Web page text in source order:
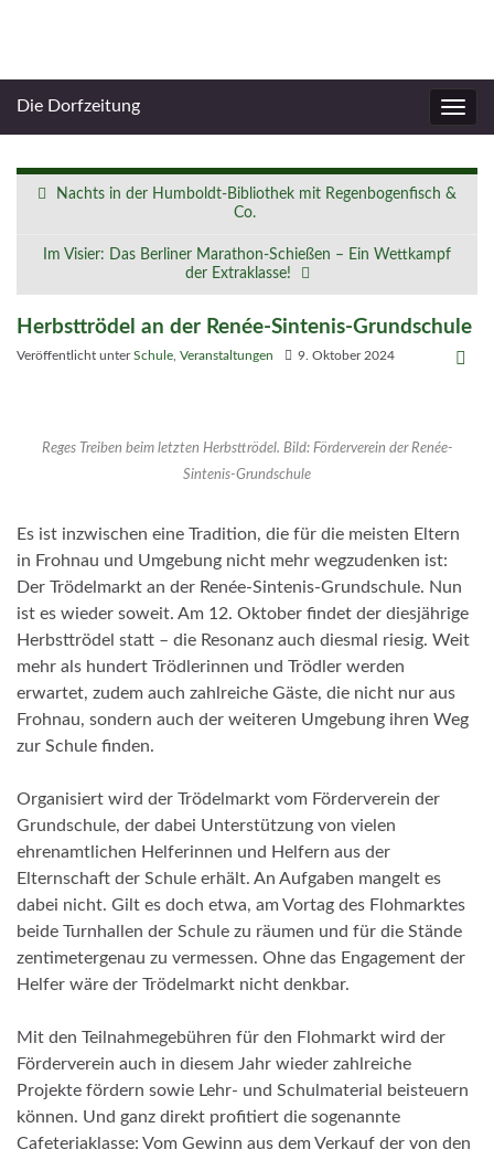
Die Dorfzeitung
Nachts in der Humboldt-Bibliothek mit Regenbogenfisch &
Co.
Im Visier: Das Berliner Marathon-Schießen – Ein Wettkampf
der Extraklasse!
Herbsttrödel an der Renée-Sintenis-Grundschule
Veröffentlicht unterSchule Veranstaltungen 9. Oktober 2024
Reges Treiben beim letzten Herbsttrödel. Bild: Förderverein der Renée-
Sintenis-Grundschule
Es ist inzwischen eine Tradition, die für die meisten Eltern
in Frohnau und Umgebung nicht mehr wegzudenken ist:
Der Trödelmarkt an der Renée-Sintenis-Grundschule. Nun
ist es wieder soweit. Am 12. Oktober findet der diesjährige
Herbsttrödel statt – die Resonanz auch diesmal riesig. Weit
mehr als hundert Trödlerinnen und Trödler werden
erwartet, zudem auch zahlreiche Gäste, die nicht nur aus
Frohnau, sondern auch der weiteren Umgebung ihren Weg
zur Schule finden.
Organisiert wird der Trödelmarkt vom Förderverein der
Grundschule, der dabei Unterstützung von vielen
ehrenamtlichen Helferinnen und Helfern aus der
Elternschaft der Schule erhält. An Aufgaben mangelt es
dabei nicht. Gilt es doch etwa, am Vortag des Flohmarktes
beide Turnhallen der Schule zu räumen und für die Stände
zentimetergenau zu vermessen. Ohne das Engagement der
Helfer wäre der Trödelmarkt nicht denkbar.
Mit den Teilnahmegebühren für den Flohmarkt wird der
Förderverein auch in diesem Jahr wieder zahlreiche
Projekte fördern sowie Lehr- und Schulmaterial beisteuern
können. Und ganz direkt profitiert die sogenannte
Cafeteriaklasse: Vom Gewinn aus dem Verkauf der von den